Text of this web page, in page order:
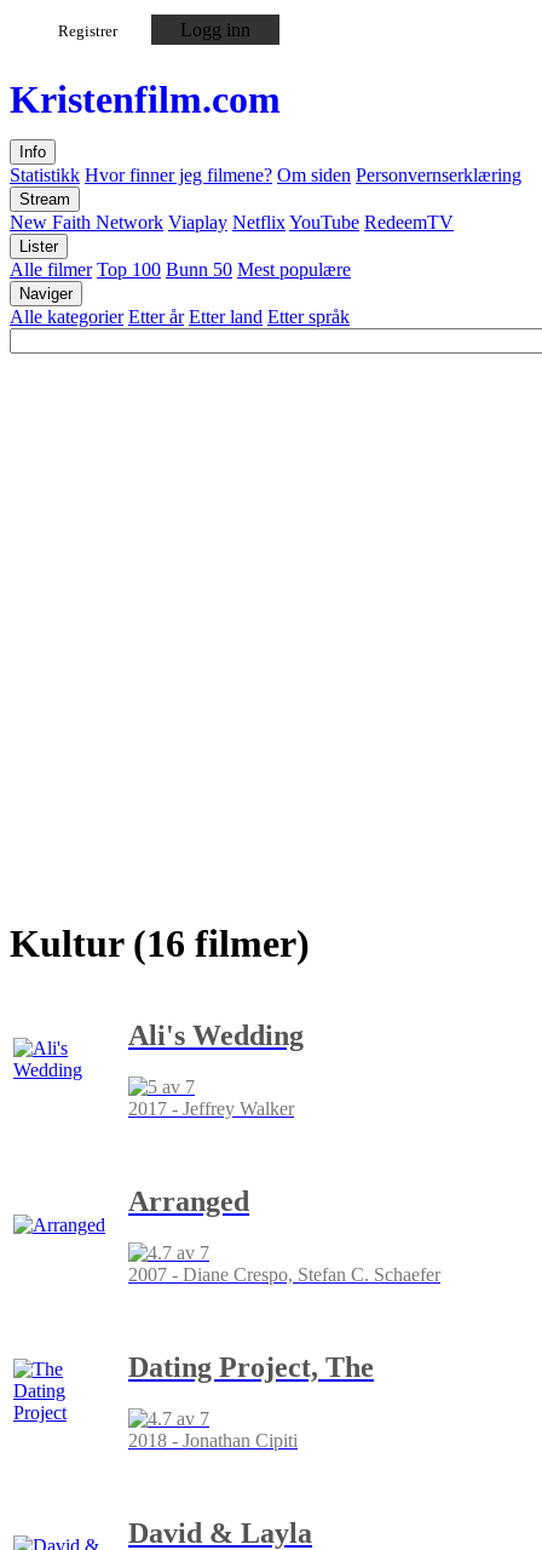
Registrer Logg inn
Kristenfilm.com
Info
Statistikk Hvor finner jeg filmene? Om siden Personvernserklæring
Stream
New Faith Network Viaplay NetflixYouTube RedeemTV
Lister
Alle filmer Top 100 Bunn 50 Mest populære
Naviger
Alle kategorier Etter år Etter land Etter språk
Kultur (16 filmer)
Ali's Wedding
2017 - Jeffrey Walker
Arranged
2007 - Diane Crespo, Stefan C. Schaefer
Dating Project, The
2018 - Jonathan Cipiti
David & Layla